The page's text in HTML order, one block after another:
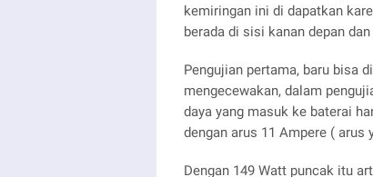
kemiringan ini di dapatkan
berada di sisi kanan depan
Pengujian pertama, baru bisa
mengecewakan, dalam
daya yang masuk ke baterai
dengan arus 11 Ampere (
Dengan 149 Watt puncak itu